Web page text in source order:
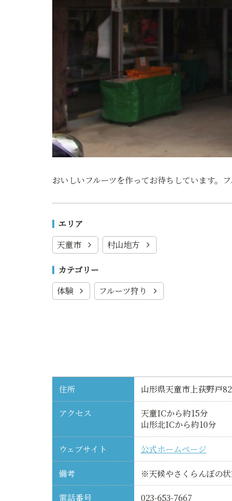
おいしいフルーツを作ってお待ちしています。フ
エリア
天童市
村山地方
カテゴリー
体験
フルーツ狩り
住所 山形県天童市上荻野戸
アクセス
天童ICから約15分
山形北ICから約10分
ウェブサイト 公式ホームページ
備考 ※天候やさくらんぼの状
電話番号 023-653-7667